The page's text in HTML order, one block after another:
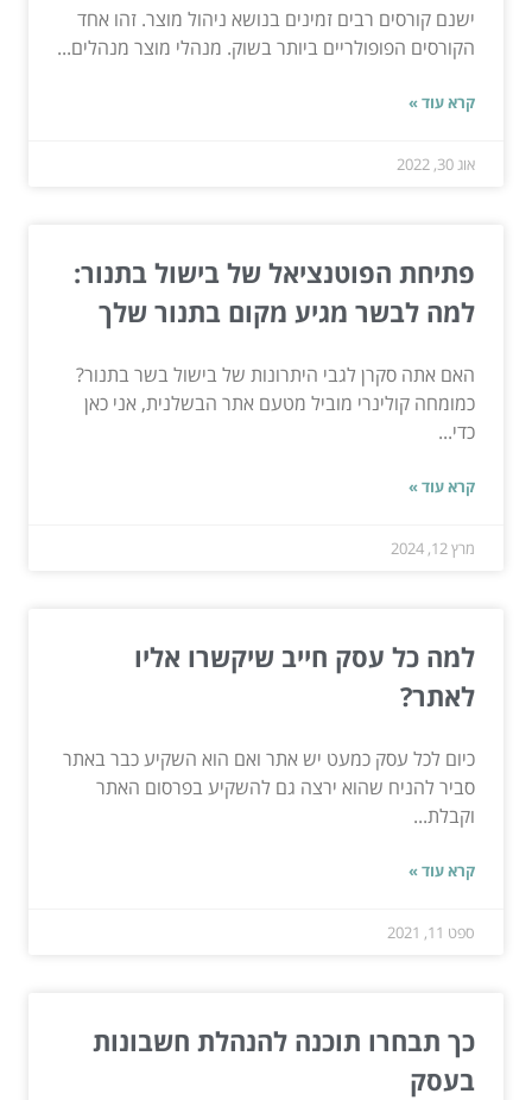
ישנם קורסים רבים זמינים בנושא ניהול מוצר. זהו אחד
הקורסים הפופולריים ביותר בשוק. מנהלי מוצר מנהלים...
קרא עוד »
אוג 30, 2022
פתיחת הפוטנציאל של בישול בתנור:
למה לבשר מגיע מקום בתנור שלך
האם אתה סקרן לגבי היתרונות של בישול בשר בתנור?
כמומחה קולינרי מוביל מטעם אתר הבשלנית, אני כאן
כדי...
קרא עוד »
מרץ 12, 2024
למה כל עסק חייב שיקשרו אליו
לאתר?
כיום לכל עסק כמעט יש אתר ואם הוא השקיע כבר באתר
סביר להניח שהוא ירצה גם להשקיע בפרסום האתר
וקבלת...
קרא עוד »
ספט 11, 2021
כך תבחרו תוכנה להנהלת חשבונות
בעסק